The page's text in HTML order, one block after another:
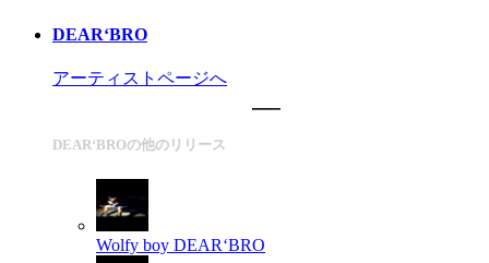
DEAR‘BRO
アーティストページへ
DEAR‘BROの他のリリース
Wolfy boy DEAR‘BRO